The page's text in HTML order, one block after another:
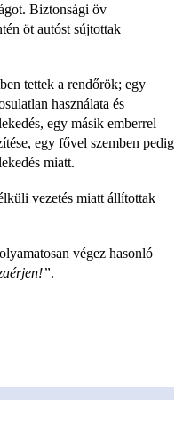
Biztonsági öv
öt autóst sújtottak
tettek a rendőrök; egy
használata és
egy másik emberrel
egy fővel szemben pedig
miatt.
vezetés miatt állítottak
végez hasonló
.